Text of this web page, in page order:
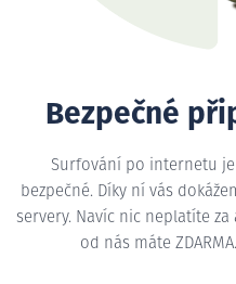
Bezpečné
Surfování po internetu
bezpečné. Díky ní vás
servery. Navíc nic neplatíte za
od nás máte ZDARMA.